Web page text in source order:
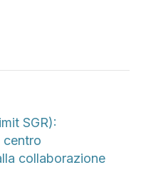
SGR):
centro
collaborazione